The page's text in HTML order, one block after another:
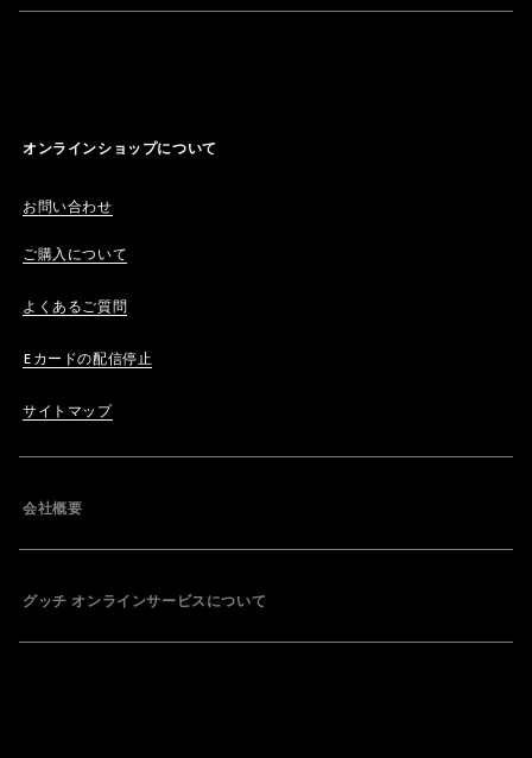
オンラインショップについて
お問い合わせ
ご購入について
よくあるご質問
Eカードの配信停止
サイトマップ
会社概要
グッチ オンラインサービスについて